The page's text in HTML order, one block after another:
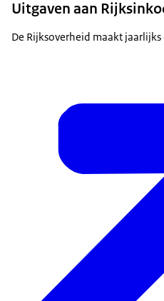
Uitgaven aan
De Rijksoverheid maakt jaarlijks